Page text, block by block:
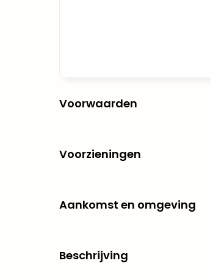
Voorwaarden
Voorzieningen
Aankomst en omgeving
Beschrijving